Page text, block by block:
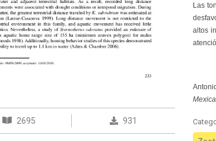
2695 931
Las
altos